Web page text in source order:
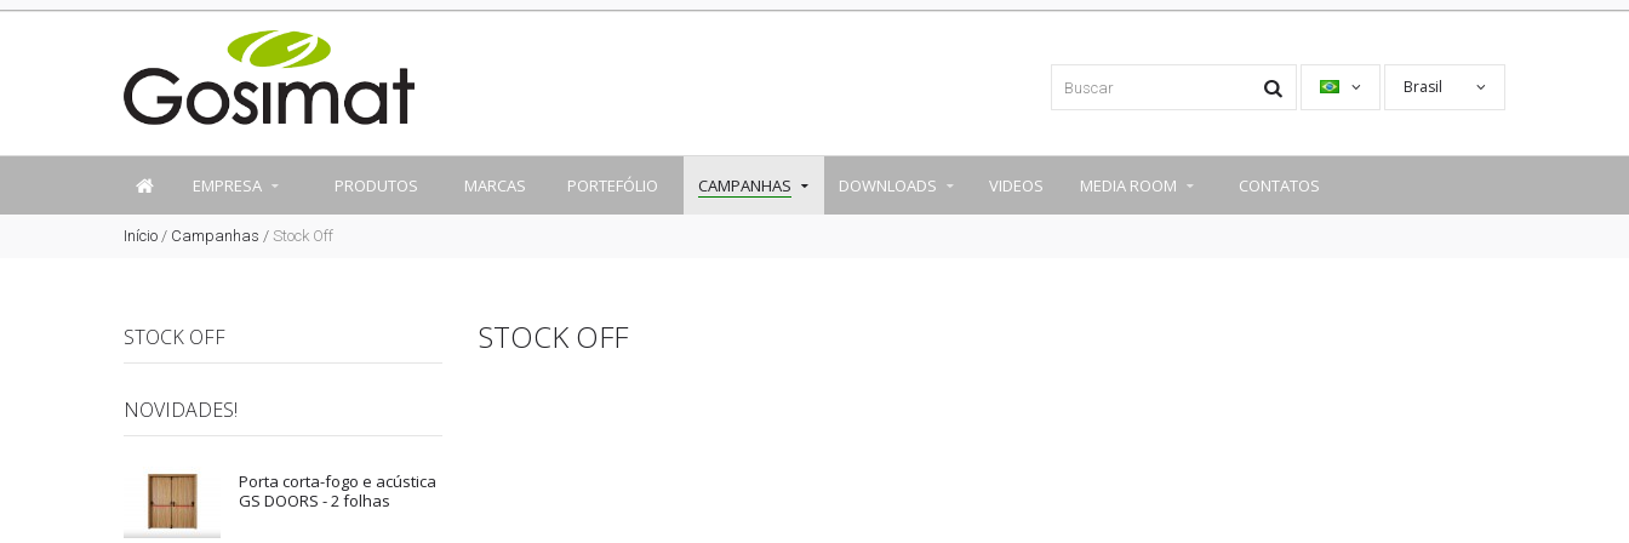
Brasil
EMPRESA PRODUTOS MARCAS PORTEFÓLIO CAMPANHAS DOWNLOADS VIDEOS MEDIA ROOM CONTATOS
Início / Campanhas / Stock Off
STOCK OFF
NOVIDADES!
Porta corta-fogo e acústica
GS DOORS - 2 folhas
STOCK OFF